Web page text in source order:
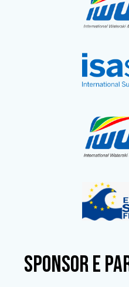
SPONSOR